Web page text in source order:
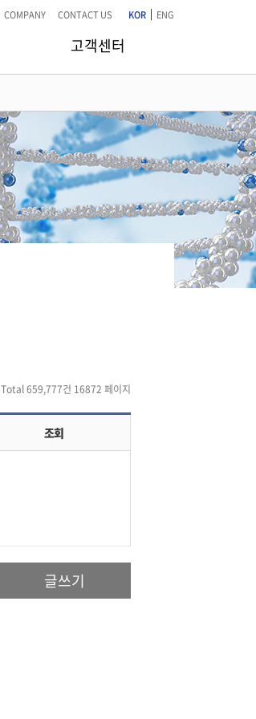
COMPANY CONTACT US KOR | ENG
고객센터
Total 659,777건 16872 페이지
조회
글쓰기